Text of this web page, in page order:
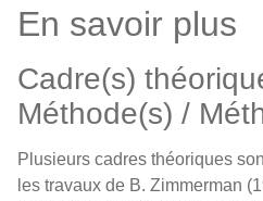
En savoir plus
Cadre(s)
Méthode(s) /
Plusieurs cadres théoriques
les travaux de B. Zimmerman